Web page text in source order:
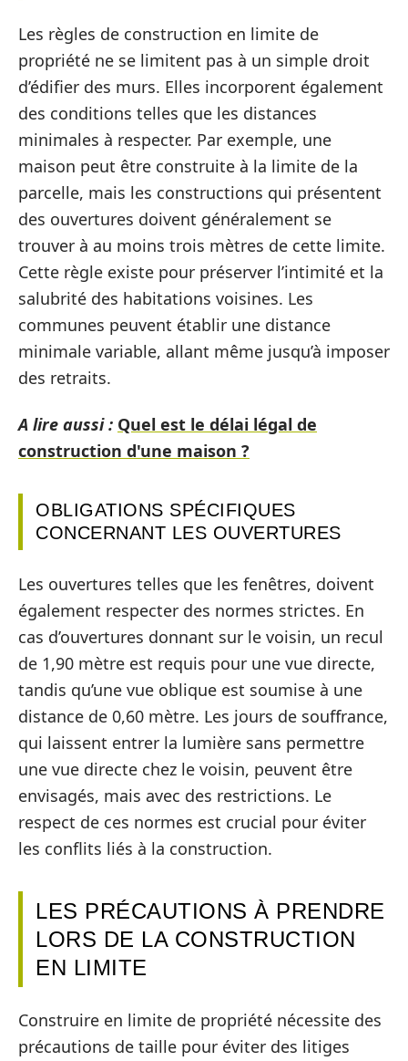
Les règles de construction en limite de
propriété ne se limitent pas à un simple droit
d’édifier des murs. Elles incorporent également
des conditions telles que les distances
minimales à respecter. Par exemple, une
maison peut être construite à la limite de la
parcelle, mais les constructions qui présentent
des ouvertures doivent généralement se
trouver à au moins trois mètres de cette limite.
Cette règle existe pour préserver l’intimité et la
salubrité des habitations voisines. Les
communes peuvent établir une distance
minimale variable, allant même jusqu’à imposer
des retraits.
A lire aussi : Quel est le délai légal de
construction d'une maison ?
OBLIGATIONS SPÉCIFIQUES
CONCERNANT LES OUVERTURES
Les ouvertures telles que les fenêtres, doivent
également respecter des normes strictes. En
cas d’ouvertures donnant sur le voisin, un recul
de 1,90 mètre est requis pour une vue directe,
tandis qu’une vue oblique est soumise à une
distance de 0,60 mètre. Les jours de souffrance,
qui laissent entrer la lumière sans permettre
une vue directe chez le voisin, peuvent être
envisagés, mais avec des restrictions. Le
respect de ces normes est crucial pour éviter
les conflits liés à la construction.
LES PRÉCAUTIONS À PRENDRE
LORS DE LA CONSTRUCTION
EN LIMITE
Construire en limite de propriété nécessite des
précautions de taille pour éviter des litiges